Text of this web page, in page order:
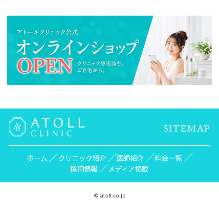
SITEMAP
ホーム クリニック紹介 医師紹介
料金一覧
採用情報
メディア掲載
© atoll.co.jp